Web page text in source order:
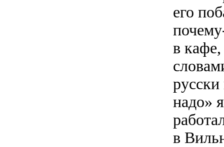
его
в
надо»
в